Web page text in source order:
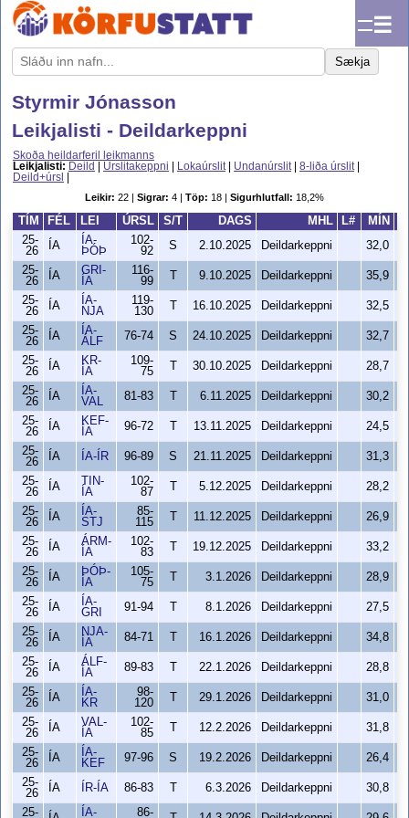
☰
Sækja
Styrmir Jónasson
Leikjalisti - Deildarkeppni
Skoða heildarferil leikmanns
Leikjalisti: Deild Úrslitakeppni Lokaúrslit| Undanúrslit| 8-liða úrslit|
Deild+úrsl
Leikir: 22 | Sigrar: 4 | Töp: 18 | Sigurhlutfall: 18,2%
TÍM FÉL LEI ÚRSL S/T DAGS MHL L# MÍN
25-
26
ÍA
ÍA-
ÞÓÞ
102-
92
S 2.10.2025 Deildarkeppni
32,0
25-
26
ÍA
GRI-
ÍA
116-
99
9.10.2025 Deildarkeppni
35,9
25-
26
ÍA
ÍA-
NJA
119-
130
16.10.2025 Deildarkeppni
32,5
25-
26
ÍA
ÍA-
ÁLF
76-74 S 24.10.2025 Deildarkeppni
32,7
25-
26
ÍA
KR-
ÍA
109-
75
30.10.2025 Deildarkeppni
28,7
25-
26
ÍA
ÍA-
VAL
81-83 6.11.2025 Deildarkeppni
30,2
25-
26
ÍA
KEF-
ÍA
96-72 13.11.2025 Deildarkeppni
24,5
25-
26
ÍA ÍA-ÍR 96-89 S 21.11.2025 Deildarkeppni
31,3
25-
26
ÍA
TIN-
ÍA
102-
87
5.12.2025 Deildarkeppni
28,2
25-
26
ÍA
ÍA-
STJ
85-
115
11.12.2025 Deildarkeppni
26,9
25-
26
ÍA
ÁRM-
ÍA
102-
83
19.12.2025 Deildarkeppni
33,2
25-
26
ÍA
ÞÓÞ-
ÍA
105-
75
3.1.2026 Deildarkeppni
28,9
25-
26
ÍA
ÍA-
GRI
91-94 8.1.2026 Deildarkeppni
27,5
25-
26
ÍA
NJA-
ÍA
84-71 16.1.2026 Deildarkeppni
34,8
25-
26
ÍA
ÁLF-
ÍA
89-83 22.1.2026 Deildarkeppni
28,8
25-
26
ÍA
ÍA-
KR
98-
120
29.1.2026 Deildarkeppni
31,0
25-
26
ÍA
VAL-
ÍA
102-
85
12.2.2026 Deildarkeppni
31,8
25-
26
ÍA
ÍA-
KEF
97-96 S 19.2.2026 Deildarkeppni
26,4
25-
26
ÍA ÍR-ÍA 86-83 6.3.2026 Deildarkeppni
30,8
25-
ÍA-
86-